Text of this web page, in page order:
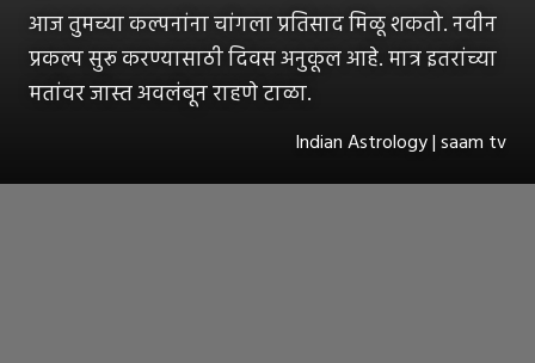
आज तुमच्या कल्पनांना चांगला प्रतिसाद मिळू शकतो. नवीन
प्रकल्प सुरू करण्यासाठी दिवस अनुकूल आहे. मात्र इतरांच्या
मतांवर जास्त अवलंबून राहणे टाळा.
Indian Astrology | saam tv